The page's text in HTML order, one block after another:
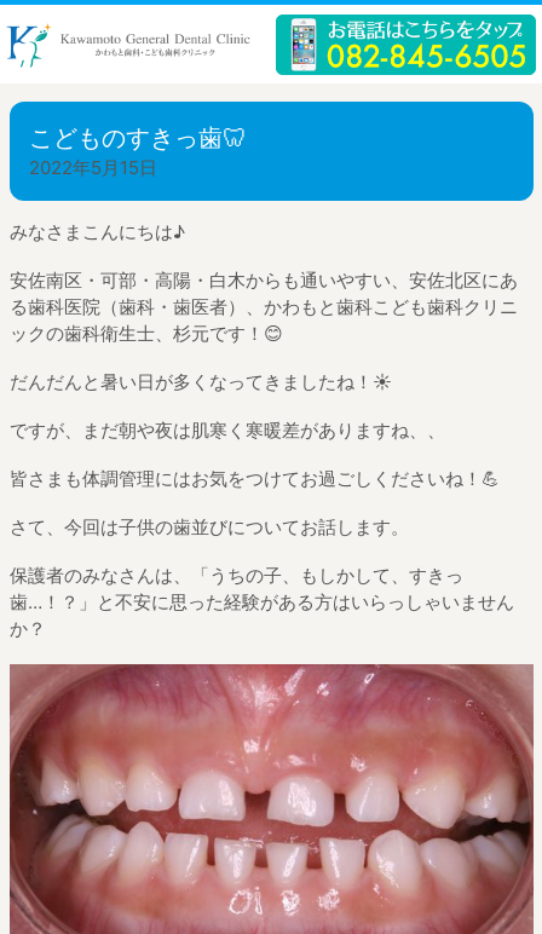
こどものすきっ歯🦷
2022年5月15日
みなさまこんにちは♪
安佐南区・可部・高陽・白木からも通いやすい、安佐北区にあ
る歯科医院（歯科・歯医者）、かわもと歯科こども歯科クリニ
ックの歯科衛生士、 杉元です！ 😊
だんだんと暑い日が多くなってきましたね！ ☀️
ですが、まだ朝や夜は肌寒く寒暖差がありますね、、
皆さまも体調管理にはお気をつけてお過ごしくださいね！ 💪
さて、今回は子供の歯並びについてお話します。
保護者のみなさんは、「うちの子、もしかして、すきっ
歯… ！？」と不安に思った経験がある方はいらっしゃいません
か？